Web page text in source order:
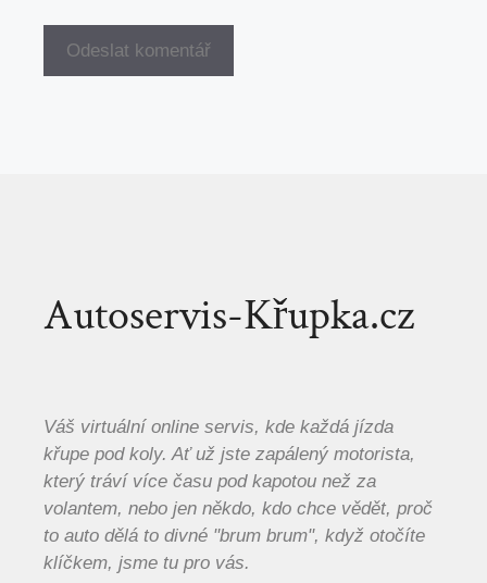
Autoservis-Křupka.cz
Váš virtuální online servis, kde každá jízda
křupe pod koly. Ať už jste zapálený motorista,
který tráví více času pod kapotou než za
volantem, nebo jen někdo, kdo chce vědět, proč
to auto dělá to divné "brum brum", když otočíte
klíčkem, jsme tu pro vás.